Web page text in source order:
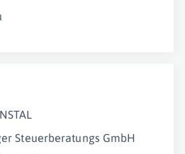
Steuerberatungs GmbH